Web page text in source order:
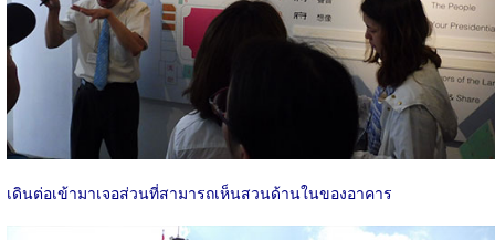
เดินต่อเข้ามาเจอส่วนที่สามารถเห็นสวนด้านในของอาคาร